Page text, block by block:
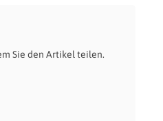
Sie den Artikel teilen.